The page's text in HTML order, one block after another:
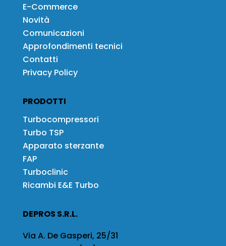
E-Commerce
Novità
Comunicazioni
Approfondimenti tecnici
Contatti
Privacy Policy
PRODOTTI
Turbocompressori
Turbo TSP
Apparato sterzante
FAP
Turboclinic
Ricambi E&E Turbo
DEPROS S.R.L.
Via A. De Gasperi, 25/31